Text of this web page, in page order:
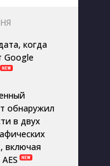
когда
Google
обнаружил
в двух
включая